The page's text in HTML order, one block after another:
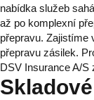
nabídka služeb
až po komplexní
přepravu. Zajistíme
přepravu zásilek.
DSV Insurance A/